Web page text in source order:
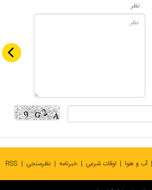
نظر
آب و هوا اوقات شرعی خبرنامه نظرسنجی RSS